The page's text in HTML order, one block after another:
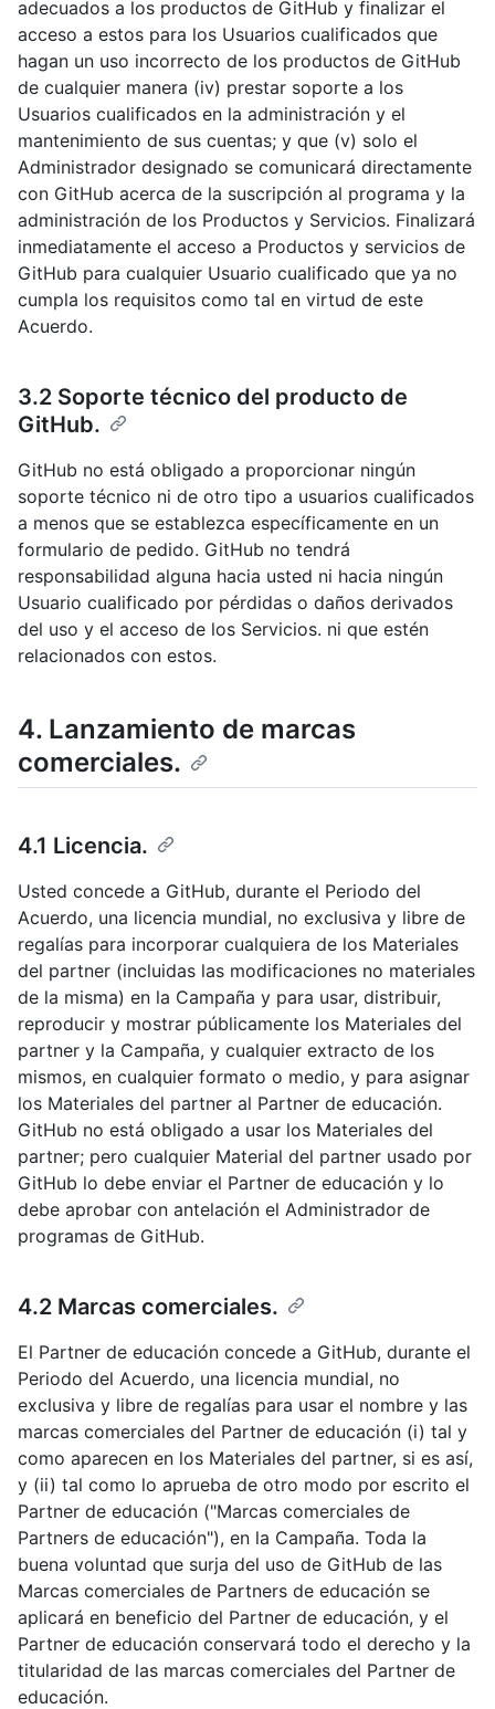
adecuados a los productos de GitHub y finalizar el
acceso a estos para los Usuarios cualificados que
hagan un uso incorrecto de los productos de GitHub
de cualquier manera (iv) prestar soporte a los
Usuarios cualificados en la administración y el
mantenimiento de sus cuentas; y que (v) solo el
Administrador designado se comunicará directamente
con GitHub acerca de la suscripción al programa y la
administración de los Productos y Servicios. Finalizará
inmediatamente el acceso a Productos y servicios de
GitHub para cualquier Usuario cualificado que ya no
cumpla los requisitos como tal en virtud de este
Acuerdo.
3.2 Soporte técnico del producto de
GitHub.
GitHub no está obligado a proporcionar ningún
soporte técnico ni de otro tipo a usuarios cualificados
a menos que se establezca específicamente en un
formulario de pedido. GitHub no tendrá
responsabilidad alguna hacia usted ni hacia ningún
Usuario cualificado por pérdidas o daños derivados
del uso y el acceso de los Servicios. ni que estén
relacionados con estos.
4. Lanzamiento de marcas
comerciales.
4.1 Licencia.
Usted concede a GitHub, durante el Periodo del
Acuerdo, una licencia mundial, no exclusiva y libre de
regalías para incorporar cualquiera de los Materiales
del partner (incluidas las modificaciones no materiales
de la misma) en la Campaña y para usar, distribuir,
reproducir y mostrar públicamente los Materiales del
partner y la Campaña, y cualquier extracto de los
mismos, en cualquier formato o medio, y para asignar
los Materiales del partner al Partner de educación.
GitHub no está obligado a usar los Materiales del
partner; pero cualquier Material del partner usado por
GitHub lo debe enviar el Partner de educación y lo
debe aprobar con antelación el Administrador de
programas de GitHub.
4.2 Marcas comerciales.
El Partner de educación concede a GitHub, durante el
Periodo del Acuerdo, una licencia mundial, no
exclusiva y libre de regalías para usar el nombre y las
marcas comerciales del Partner de educación (i) tal y
como aparecen en los Materiales del partner, si es así,
y (ii) tal como lo aprueba de otro modo por escrito el
Partner de educación ("Marcas comerciales de
Partners de educación"), en la Campaña. Toda la
buena voluntad que surja del uso de GitHub de las
Marcas comerciales de Partners de educación se
aplicará en beneficio del Partner de educación, y el
Partner de educación conservará todo el derecho y la
titularidad de las marcas comerciales del Partner de
educación.